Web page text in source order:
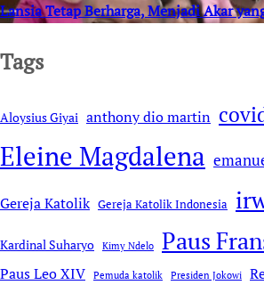
Lansia Tetap Berharga, Menjadi Akar
Tags
Aloysius Giyai anthony dio martin
Eleine Magdalena
Gereja Katolik Gereja Katolik Indonesia
Kardinal Suharyo Kimy Ndelo Paus
Paus Leo XIV Pemuda katolik Presiden Jokowi